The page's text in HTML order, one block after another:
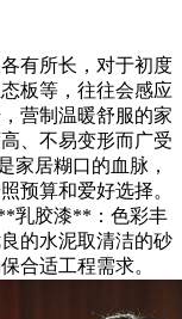
有所长，对于初度
板等，往往会感应
营制温暖舒服的家
、不易变形而广受
家居糊口的血脉，
预算和爱好选择。
乳胶漆**：色彩丰
的水泥取清洁的砂
合适工程需求。